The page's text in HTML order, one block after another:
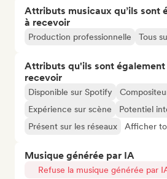
Attributs musicaux qu’ils sont
à recevoir
Production professionnelle Tous
Attributs qu'ils sont également
recevoir
Disponible sur Spotify
Expérience sur scène
Potentiel
Présent sur les réseaux
Afficher
Musique générée par IA
Refuse la musique générée par